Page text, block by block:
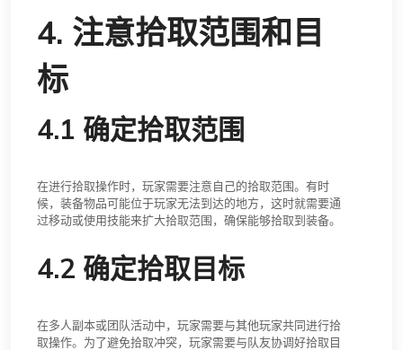
4. 注意拾取范围和目
标
4.1 确定拾取范围
在进行拾取操作时，玩家需要注意自己的拾取范围。有时
候，装备物品可能位于玩家无法到达的地方，这时就需要通
过移动或使用技能来扩大拾取范围，确保能够拾取到装备。
4.2 确定拾取目标
在多人副本或团队活动中，玩家需要与其他玩家共同进行拾
取操作。为了避免拾取冲突，玩家需要与队友协调好拾取目